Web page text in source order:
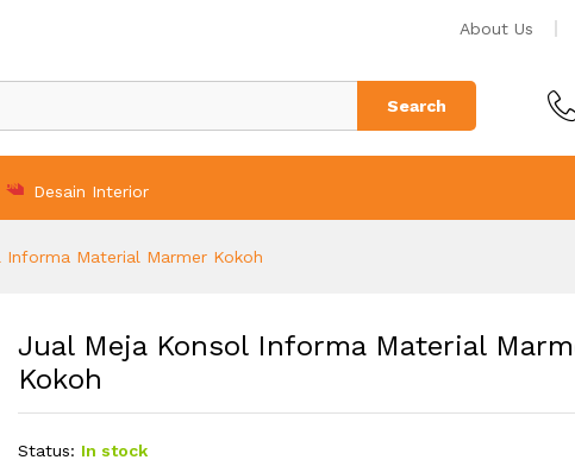
About Us
Search
Desain Interior
Informa Material Marmer Kokoh
Jual Meja Konsol Informa Material
Kokoh
Status: In stock